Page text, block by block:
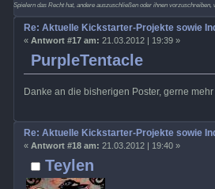
Spielern das Recht hat, andere auszuschließen oder ihnen vorzuschreiben,
PurpleTentacle
Re: Aktuelle Kickstarter-Projekte sowie
« Antwort #17 am: 21.03.2012 | 19:39 »
Danke an die bisherigen Poster, gerne
Teylen
Re: Aktuelle Kickstarter-Projekte sowie
« Antwort #18 am: 21.03.2012 | 19:40 »